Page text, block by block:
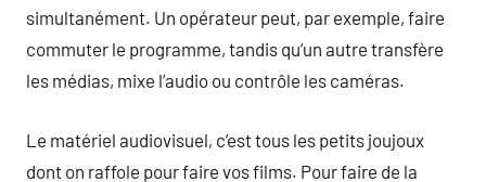
simultanément. Un opérateur peut, par exemple, faire
commuter le programme, tandis qu’un autre transfère
les médias, mixe l’audio ou contrôle les caméras.
Le matériel audiovisuel, c’est tous les petits joujoux
dont on raffole pour faire vos films. Pour faire de la